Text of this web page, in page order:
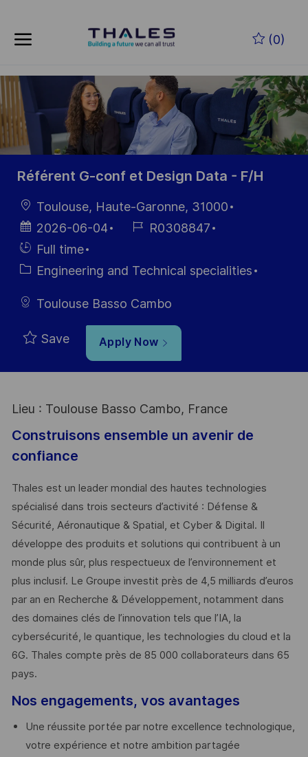
(0)
-
Référent G-conf et Design Data - F/H
LocationToulouse, Haute-Garonne, 31000
Posted
Date
2026-06-04
Job R0308847
Hiring
Type
Full time
CategoryEngineering and Technical specialities
Toulouse Basso Cambo
Save Apply Now
Lieu : Toulouse Basso Cambo, France
Construisons ensemble un avenir de
confiance
Thales est un leader mondial des hautes technologies
spécialisé dans trois secteurs d’activité : Défense &
Sécurité, Aéronautique & Spatial, et Cyber & Digital. Il
développe des produits et solutions qui contribuent à un
monde plus sûr, plus respectueux de l’environnement et
plus inclusif. Le Groupe investit près de 4,5 milliards d’euros
par an en Recherche & Développement, notamment dans
des domaines clés de l’innovation tels que l’IA, la
cybersécurité, le quantique, les technologies du cloud et la
6G. Thales compte près de 85 000 collaborateurs dans 65
pays. ​
Nos engagements, vos avantages
Une réussite portée par notre excellence technologique,
votre expérience et notre ambition partagée